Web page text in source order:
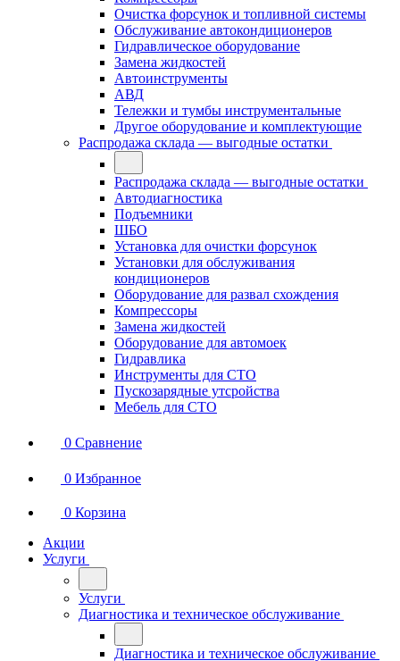
Очистка форсунок и топливной системы
Обслуживание автокондиционеров
Гидравлическое оборудование
Замена жидкостей
Автоинструменты
АВД
Тележки и тумбы инструментальные
Другое оборудование и комплектующие
Распродажа склада — выгодные остатки
Распродажа склада — выгодные остатки
Автодиагностика
Подъемники
ШБО
Установка для очистки форсунок
Установки для обслуживания
кондиционеров
Оборудование для развал схождения
Компрессоры
Замена жидкостей
Оборудование для автомоек
Гидравлика
Инструменты для СТО
Пускозарядные утсройства
Мебель для СТО
0 Сравнение
0 Избранное
0 Корзина
Акции
Услуги
Услуги
Диагностика и техническое обслуживание
Диагностика и техническое обслуживание